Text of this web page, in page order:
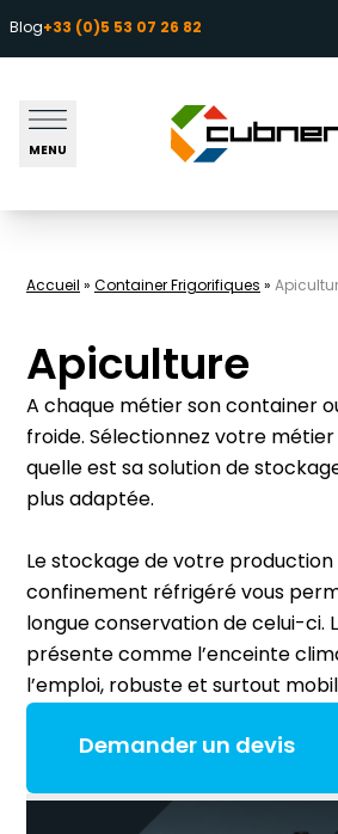
Aller au contenu
Blog+33 (0)5 53 07 26 82
MENU
Accueil» Container Frigorifiques»
Apiculture
A chaque métier son container
froide. Sélectionnez votre
quelle est sa solution de
plus adaptée.
Le stockage de votre production
confinement réfrigéré vous
longue conservation de celui-ci.
présente comme l’enceinte
l’emploi, robuste et surtout
Demander un devis